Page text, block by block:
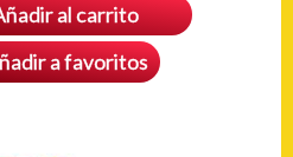
al carrito
a favoritos